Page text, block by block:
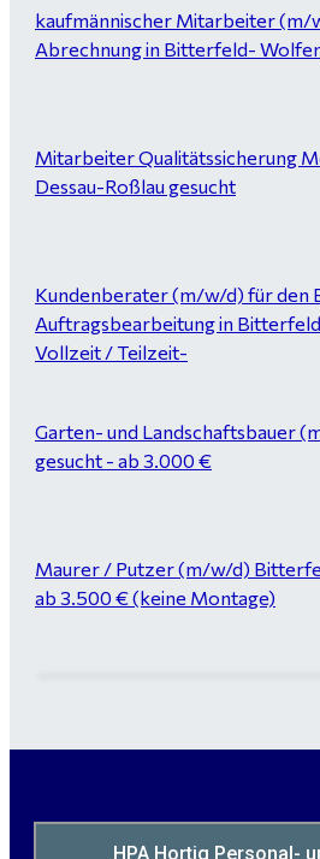
kaufmännischer Mitarbeiter (m/
Abrechnung in Bitterfeld-
Mitarbeiter Qualitätssicherung
Dessau-Roßlau gesucht
Kundenberater (m/w/d) für den
Auftragsbearbeitung in
Vollzeit / Teilzeit-
Garten- und Landschaftsbauer
gesucht - ab 3.000 €
Maurer / Putzer (m/w/d)
ab 3.500 € (keine Montage)
Elektromeister / -techniker (m/